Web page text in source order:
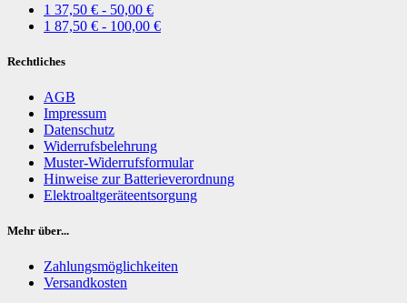
1 37,50 € - 50,00 €
1 87,50 € - 100,00 €
Rechtliches
AGB
Impressum
Datenschutz
Widerrufsbelehrung
Muster-Widerrufsformular
Hinweise zur Batterieverordnung
Elektroaltgeräteentsorgung
Mehr über...
Zahlungsmöglichkeiten
Versandkosten